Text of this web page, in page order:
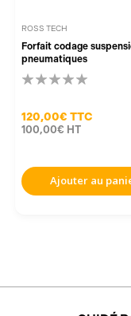
ROSS TECH
Forfait codage
pneumatiques
120,00€ TTC
100,00€ HT
Ajouter au